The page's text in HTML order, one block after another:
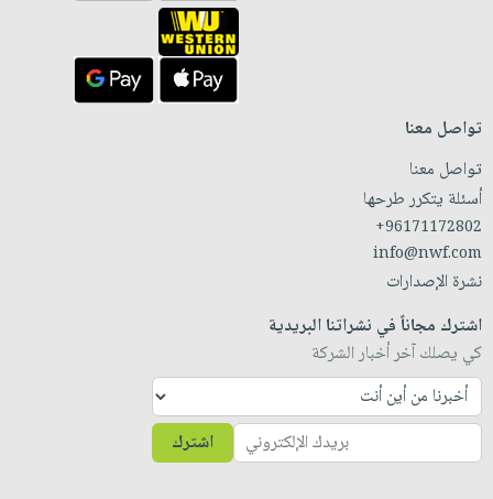
تواصل معنا
تواصل معنا
أسئلة يتكرر طرحها
+96171172802
info@nwf.com
نشرة الإصدارات
اشترك مجاناً في نشراتنا البريدية
كي يصلك آخر أخبار الشركة
اشترك